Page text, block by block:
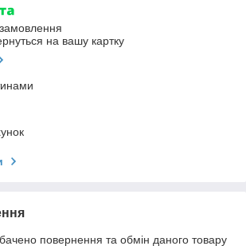
на вашу картку
повернення та обмін даного товару